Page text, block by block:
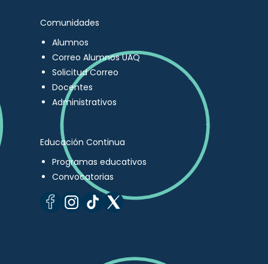
Comunidades
Alumnos
Correo Alumnos UAQ
Solicitud Correo
Docentes
Administrativos
Educación Continua
Programas educativos
Convocatorias